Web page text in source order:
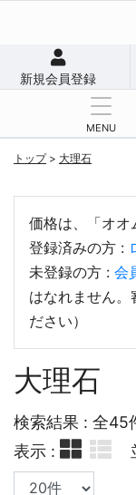
新規会員登録
MENU
トップ> 大理石
価格は、「オオ
登録済みの方 :
未登録の方 : 会
はなれません。
ださい）
大理石
検索結果 : 全45
表示 :